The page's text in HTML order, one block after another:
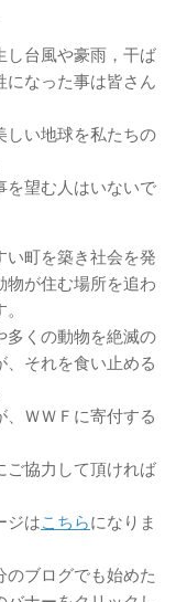
し台風や豪雨，干ば
になった事は皆さん
しい地球を私たちの
を望む人はいないで
い町を築き社会を発
物が住む場所を追わ
多くの動物を絶滅の
それを食い止める
ＷＷＦに寄付する
ご協力して頂ければ
ジはこちらになりま
のブログでも始めた